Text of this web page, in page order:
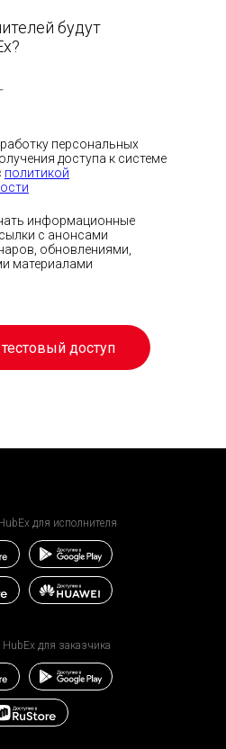
будут
персональных
доступа к системе
политикой
информационные
с анонсами
обновлениями,
материалами
доступ
для заказчика
для исполнителя